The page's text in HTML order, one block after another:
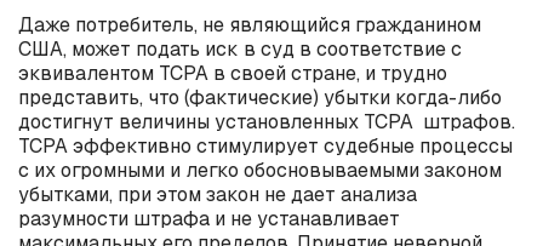
Даже потребитель, не являющийся гражданином
США, может подать иск в суд в соответствие с
эквивалентом TCPA в своей стране, и трудно
представить, что (фактические) убытки когда-либо
достигнут величины установленных TCPA штрафов.
TCPA эффективно стимулирует судебные процессы
с их огромными и легко обосновываемыми законом
убытками, при этом закон не дает анализа
разумности штрафа и не устанавливает